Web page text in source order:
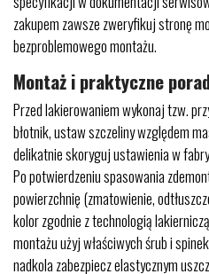
zakupem zawsze zweryfikuj stronę
bezproblemowego montażu.
Montaż i praktyczne
Przed lakierowaniem wykonaj tzw.
błotnik, ustaw szczeliny względem
delikatnie skoryguj ustawienia w
Po potwierdzeniu spasowania
powierzchnię (zmatowienie,
kolor zgodnie z technologią
montażu użyj właściwych śrub i
nadkola zabezpiecz elastycznym